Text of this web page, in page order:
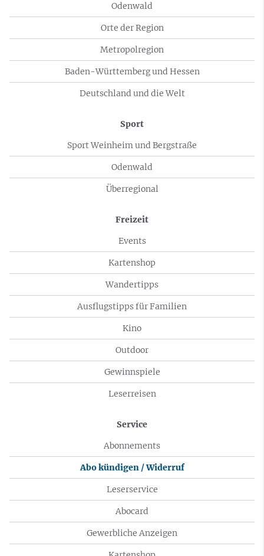
Odenwald
Orte der Region
Metropolregion
Baden-Württemberg und Hessen
Deutschland und die Welt
Sport
Sport Weinheim und Bergstraße
Odenwald
Überregional
Freizeit
Events
Kartenshop
Wandertipps
Ausflugstipps für Familien
Kino
Outdoor
Gewinnspiele
Leserreisen
Service
Abonnements
Abo kündigen / Widerruf
Leserservice
Abocard
Gewerbliche Anzeigen